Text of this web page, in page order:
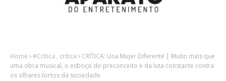
Home #Crítica , crítica
CRÍTICA: Una Mujer Diferente | Muito mais que
uma obra musical, o esboço do preconceito e da luta constante contra
os olhares tortos da sociedade